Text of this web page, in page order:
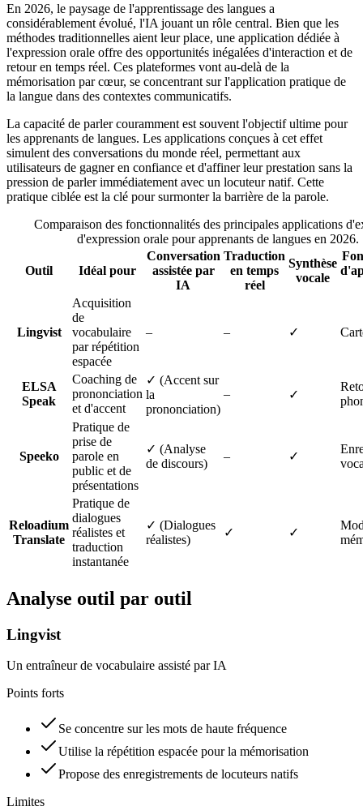
En 2026, le paysage de l'apprentissage des langues a
considérablement évolué, l'IA jouant un rôle central. Bien que les
méthodes traditionnelles aient leur place, une application dédiée à
l'expression orale offre des opportunités inégalées d'interaction et de
retour en temps réel. Ces plateformes vont au-delà de la
mémorisation par cœur, se concentrant sur l'application pratique de
la langue dans des contextes communicatifs.
La capacité de parler couramment est souvent l'objectif ultime pour
les apprenants de langues. Les applications conçues à cet effet
simulent des conversations du monde réel, permettant aux
utilisateurs de gagner en confiance et d'affiner leur prestation sans la
pression de parler immédiatement avec un locuteur natif. Cette
pratique ciblée est la clé pour surmonter la barrière de la parole.
Comparaison des fonctionnalités des principales applications
d'expression orale pour apprenants de langues en 2026.
Outil Idéal pour
Conversation
assistée par
IA
Traduction
en temps
réel
Synthèse
vocale
Lingvist
Acquisition
de
vocabulaire
par répétition
espacée
– – ✓
ELSA
Speak
Coaching de
prononciation
et d'accent
✓ (Accent sur
la
prononciation)
– ✓
Speeko
Pratique de
prise de
parole en
public et de
présentations
✓ (Analyse
de discours)
– ✓
Reloadium
Translate
Pratique de
dialogues
réalistes et
traduction
instantanée
✓ (Dialogues
réalistes)
✓ ✓
Analyse outil par outil
Lingvist
Un entraîneur de vocabulaire assisté par IA
Points forts
Se concentre sur les mots de haute fréquence
Utilise la répétition espacée pour la mémorisation
Propose des enregistrements de locuteurs natifs
Limites